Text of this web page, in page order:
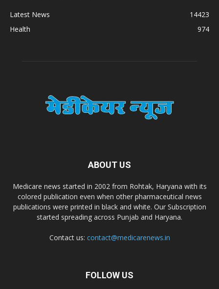
Carewell Ayurveda
Dr. Madhukar Pharmaceuticals (P) Ltd
Dr. Alson Laboratories Private Limited
Domagk Smith Labs Pvt Ltd
Latest News
14423
Health
974
ABOUT US
Medicare news started in 2002 from Rohtak, Haryana with its
colored publication even when other pharmaceutical news
publications were printed in black and white. Our Subscription
started spreading across Punjab and Haryana.
Contact us: contact@medicarenews.in
FOLLOW US